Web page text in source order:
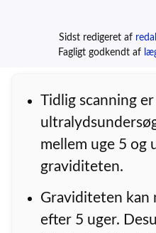
Sidst redigeret af
Fagligt godkendt af
Tidlig scanning er
mellem uge 5 og
graviditeten.
Graviditeten kan
efter 5 uger.